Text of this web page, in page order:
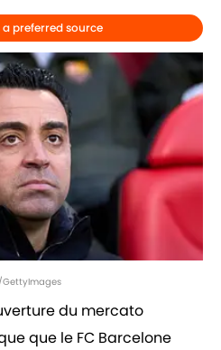
a preferred source
GettyImages
du mercato
que le FC Barcelone